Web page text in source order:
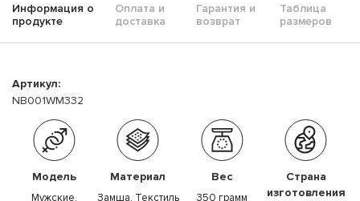
Информация о
продукте
Оплата и
доставка
Гарантия и
возврат
Таблица
размеров
Артикул:
NB001WM332
Модель
Мужские,
Материал
Замша, Текстиль
Вес
350 грамм
Страна
изготовления